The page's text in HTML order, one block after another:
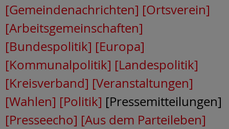
[Gemeindenachrichten] [Ortsverein]
[Arbeitsgemeinschaften]
[Bundespolitik] [Europa]
[Kommunalpolitik] [Landespolitik]
[Kreisverband] [Veranstaltungen]
[Wahlen] [Politik] [Pressemitteilungen]
[Presseecho] [Aus dem Parteileben]